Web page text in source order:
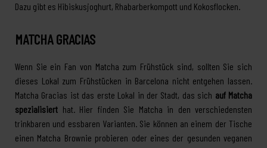
Dazu gibt es Hibiskusjoghurt, Rhabarberkompott und Kokosflocken.
MATCHA GRACIAS
Wenn Sie ein Fan von Matcha zum Frühstück sind, sollten Sie sich
dieses Lokal zum Frühstücken in Barcelona nicht entgehen lassen.
Matcha Gracias ist das erste Lokal in der Stadt, das sich auf Matcha
spezialisiert hat. Hier finden Sie Matcha in den verschiedensten
trinkbaren und essbaren Varianten. Sie können an einem der Tische
einen Matcha Brownie probieren oder eines der gesunden veganen